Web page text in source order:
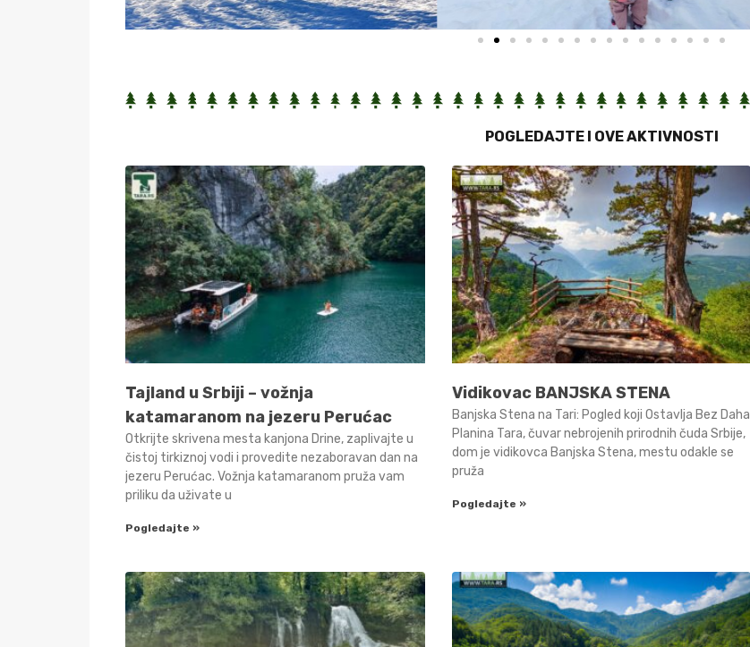
POGLEDAJTE I OVE AKTIVNOSTI
Tajland u Srbiji – vožnja
katamaranom na jezeru Perućac
Otkrijte skrivena mesta kanjona Drine, zaplivajte u
čistoj tirkiznoj vodi i provedite nezaboravan dan na
jezeru Perućac. Vožnja katamaranom pruža vam
priliku da uživate u
Pogledajte »
Vidikovac BANJSKA STENA
Banjska Stena na Tari: Pogled koji Ostavlja Bez Daha
Planina Tara, čuvar nebrojenih prirodnih čuda Srbije,
dom je vidikovca Banjska Stena, mestu odakle se
pruža
Pogledajte »